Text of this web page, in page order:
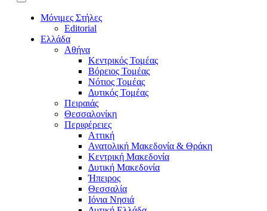
Μόνιμες Στήλες
Editorial
Ελλάδα
Αθήνα
Κεντρικός Τομέας
Βόρειος Τομέας
Νότιος Τομέας
Δυτικός Τομέας
Πειραιάς
Θεσσαλονίκη
Περιφέρειες
Αττική
Ανατολική Μακεδονία & Θράκη
Κεντρική Μακεδονία
Δυτική Μακεδονία
Ήπειρος
Θεσσαλία
Ιόνια Νησιά